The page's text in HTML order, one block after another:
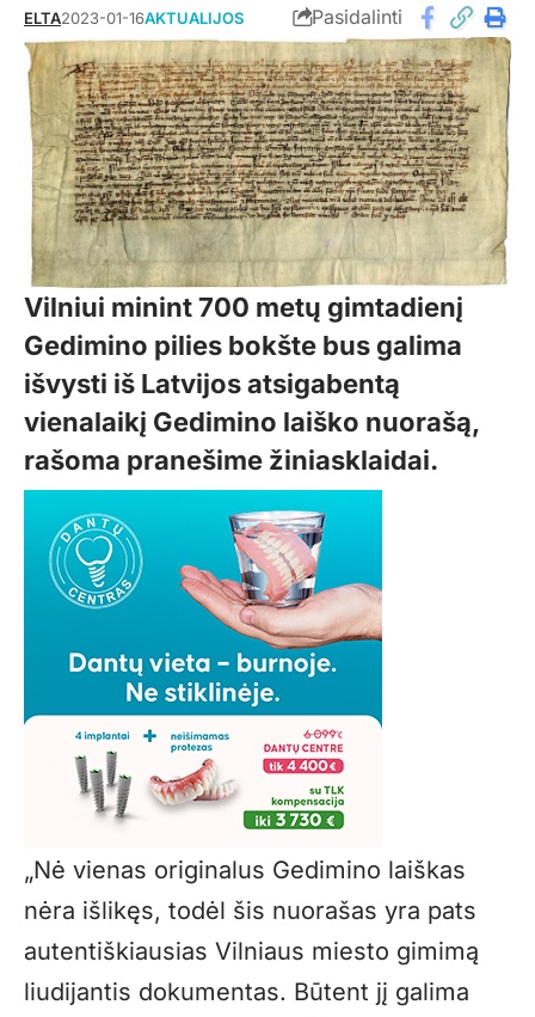
ELTA2023-01-16AKTUALIJOS Pasidalinti
Vilniui minint 700 metų gimtadienį
Gedimino pilies bokšte bus galima
išvysti iš Latvijos atsigabentą
vienalaikį Gedimino laiško nuorašą,
rašoma pranešime žiniasklaidai.
„Nė vienas originalus Gedimino laiškas
nėra išlikęs, todėl šis nuorašas yra pats
autentiškiausias Vilniaus miesto gimimą
liudijantis dokumentas. Būtent jį galima